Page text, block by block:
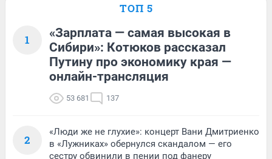
ТОП 5
1
«Зарплата — самая высокая в
Сибири»: Котюков рассказал
Путину про экономику края —
онлайн-трансляция
53 681 137
2
«Люди же не глухие»: концерт Вани Дмитриенко
в «Лужниках» обернулся скандалом — его
сестру обвинили в пении под фанеру